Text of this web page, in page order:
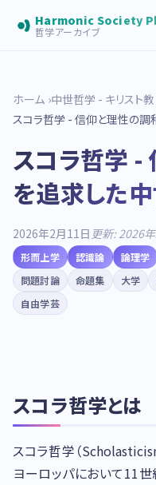
Harmonic Society
哲学アーカイブ
ホーム 中世哲学 - キリスト
スコラ哲学 - 信仰と理性の
スコラ哲学 -
を追求した
2026年2月11日 更新: 2026
形而上学
認識論 論理学
問題討論
命題集 大学
自由学芸
スコラ哲学とは
スコラ哲学（
ヨーロッパにおいて11